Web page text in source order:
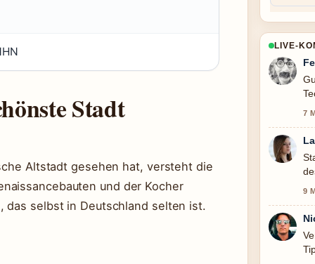
Stadt
Altstadt gesehen hat, versteht die
und der Kocher
das selbst in Deutschland selten ist.
LIVE-
7
9